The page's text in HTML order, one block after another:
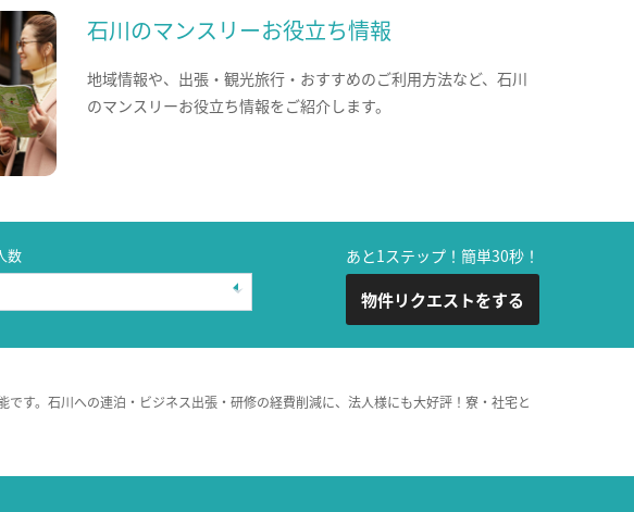
石川のマンスリーお役立ち情報
地域情報や、出張・観光旅行・おすすめのご利用方法など、石川
のマンスリーお役立ち情報をご紹介します。
数 あと1ステップ！簡単30秒！
物件リクエストをする
す。石川への連泊・ビジネス出張・研修の経費削減に、法人様にも大好評！寮・社宅と